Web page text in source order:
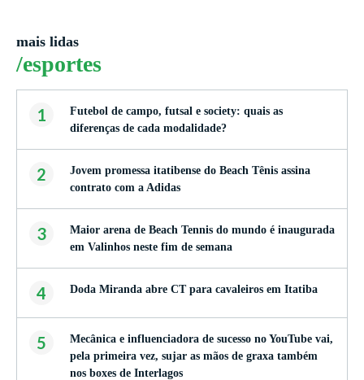
mais lidas
/esportes
1
Futebol de campo, futsal e society: quais as
diferenças de cada modalidade?
2
Jovem promessa itatibense do Beach Tênis assina
contrato com a Adidas
3
Maior arena de Beach Tennis do mundo é inaugurada
em Valinhos neste fim de semana
4 Doda Miranda abre CT para cavaleiros em Itatiba
5
Mecânica e influenciadora de sucesso no YouTube vai,
pela primeira vez, sujar as mãos de graxa também
nos boxes de Interlagos